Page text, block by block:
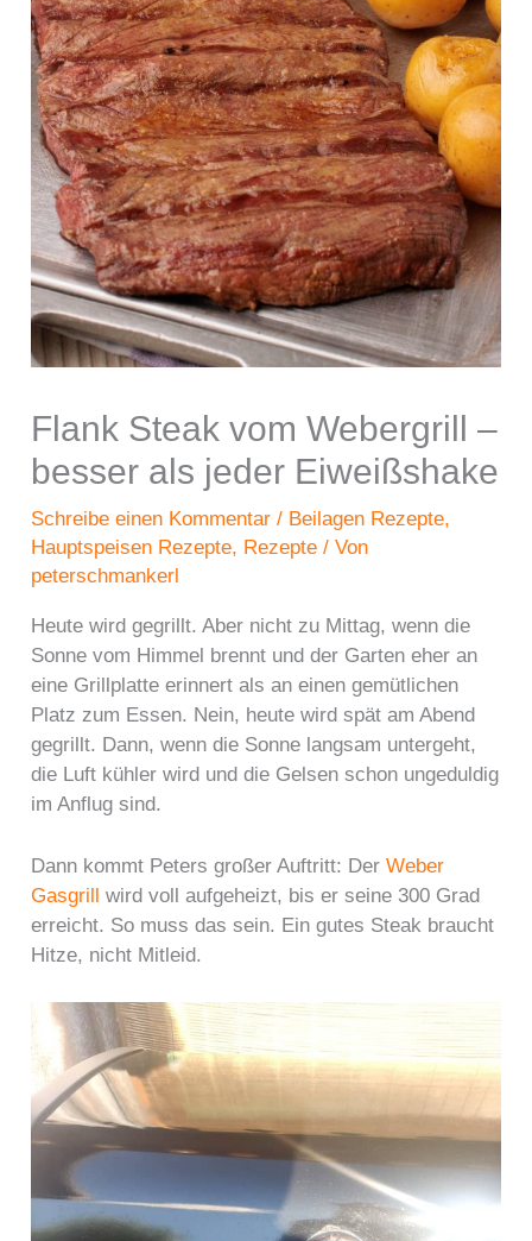
Flank Steak vom Webergrill –
besser als jeder Eiweißshake
Schreibe einen Kommentar / Beilagen Rezepte,
Hauptspeisen Rezepte, Rezepte / Von
peterschmankerl
Heute wird gegrillt. Aber nicht zu Mittag, wenn die
Sonne vom Himmel brennt und der Garten eher an
eine Grillplatte erinnert als an einen gemütlichen
Platz zum Essen. Nein, heute wird spät am Abend
gegrillt. Dann, wenn die Sonne langsam untergeht,
die Luft kühler wird und die Gelsen schon ungeduldig
im Anflug sind.
Dann kommt Peters großer Auftritt: DerWeber
Gasgrillwird voll aufgeheizt, bis er seine 300 Grad
erreicht. So muss das sein. Ein gutes Steak braucht
Hitze, nicht Mitleid.